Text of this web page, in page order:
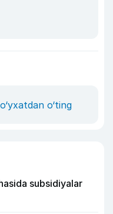
o‘ting
subsidiyalar